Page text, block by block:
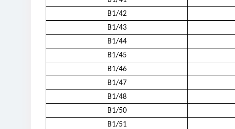
B1/42
B1/43
B1/44
B1/45
B1/46
B1/47
B1/48
B1/50
B1/51